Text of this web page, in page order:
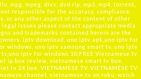
mpg, mpeg, divx, dvd rip, mp3, mp4, torrent,
responsible for the accuracy, compliance,
or any other aspect of the content of other
issues please contact appropriate media
and trademarks contained herein are the
iptv download, uno iptv apk,uno iptv for
windows, uno iptv samsung smart tv, uno iptv
iptv for windows 10,FREE Vietnamese tv
ip box review, vietnamese smart tv box,
tv 24 box, VIETNAMESE TV, VIETNAMESE TV
channel, vietnamese tv on roku, watch